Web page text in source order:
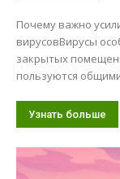
Почему важно
вирусовВирусы
закрытых
пользуются
Узнать больше